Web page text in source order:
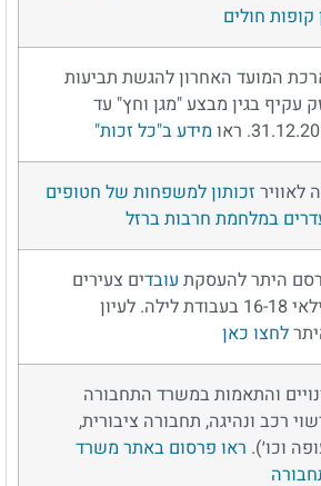
קופות חולים
המועד האחרון להגשת תביעות
עקיף בגין מבצע "מגן וחץ" עד
ראו
מידע ב"כל זכות"
לאוויר זכותון למשפחות של חטופים
במלחמת חרבות ברזל
היתר להעסקת עובדים צעירים
בגילאי 16-18 בעבודת לילה. לעיון
לחצו כאן
והתאמות במשרד התחבורה
רכב ונהיגה, תחבורה ציבורית,
וכו׳). ראו פרסום באתר משרד